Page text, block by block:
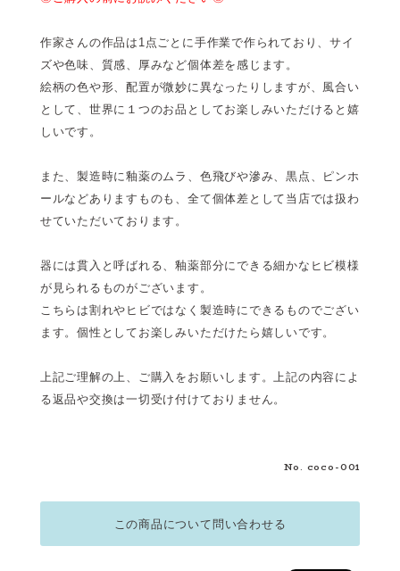
作家さんの作品は1点ごとに手作業で作られており、サイ
ズや色味、質感、厚みなど個体差を感じます。
絵柄の色や形、配置が微妙に異なったりしますが、風合い
として、世界に１つのお品としてお楽しみいただけると嬉
しいです。
また、製造時に釉薬のムラ、色飛びや滲み、黒点、ピンホ
ールなどありますものも、全て個体差として当店では扱わ
せていただいております。
器には貫入と呼ばれる、釉薬部分にできる細かなヒビ模様
が見られるものがございます。
こちらは割れやヒビではなく製造時にできるものでござい
ます。個性としてお楽しみいただけたら嬉しいです。
上記ご理解の上、ご購入をお願いします。上記の内容によ
る返品や交換は一切受け付けておりません。
No. coco-001
この商品について問い合わせる